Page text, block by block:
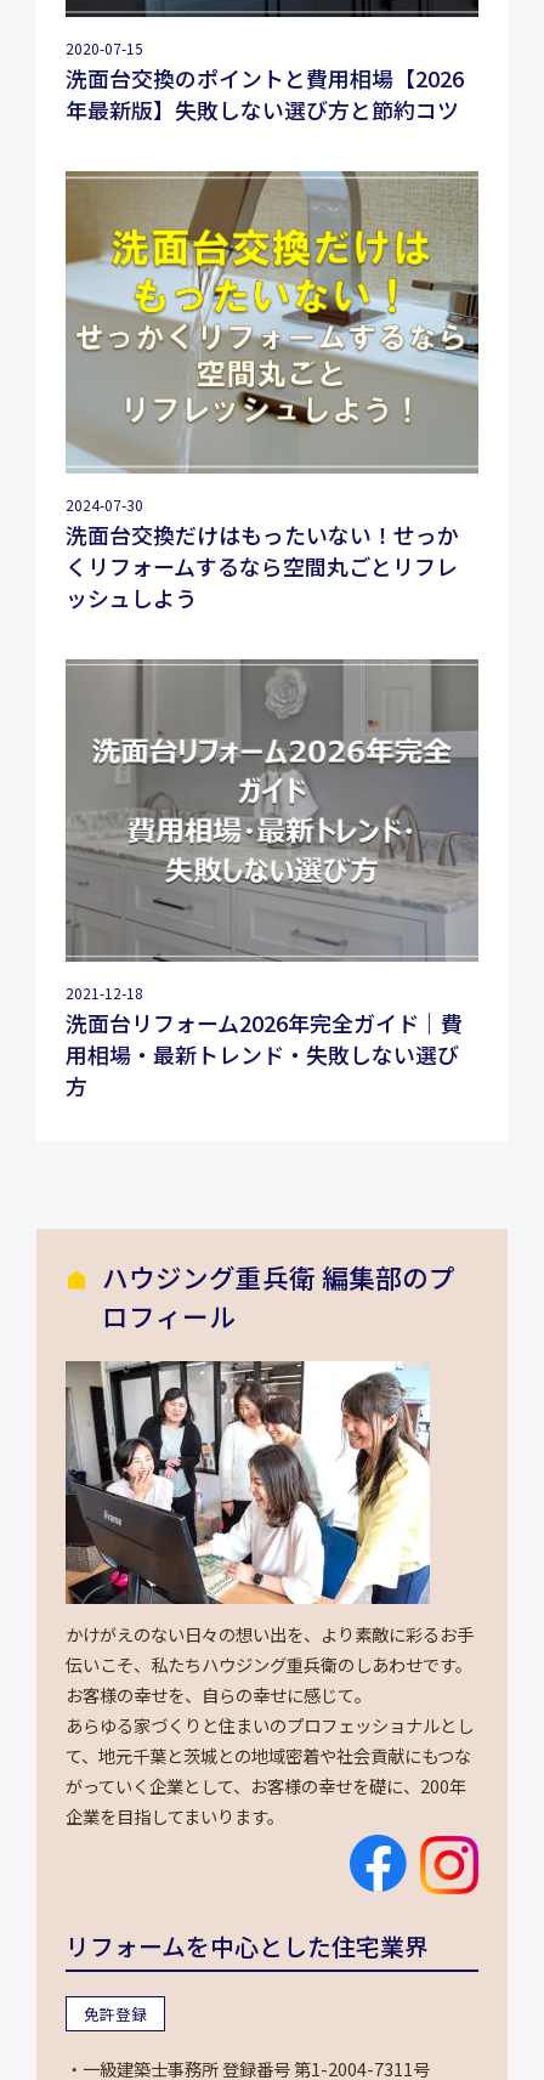
2020-07-15
洗面台交換のポイントと費用相場【2026
年最新版】失敗しない選び方と節約コツ
2024-07-30
洗面台交換だけはもったいない！せっか
くリフォームするなら空間丸ごとリフレ
ッシュしよう
2021-12-18
洗面台リフォーム2026年完全ガイド｜費
用相場・最新トレンド・失敗しない選び
方
ハウジング重兵衛 編集部のプ
ロフィール
かけがえのない日々の想い出を、より素敵に彩るお手
伝いこそ、私たちハウジング重兵衛のしあわせです。
お客様の幸せを、自らの幸せに感じて。
あらゆる家づくりと住まいのプロフェッショナルとし
て、地元千葉と茨城との地域密着や社会貢献にもつな
がっていく企業として、お客様の幸せを礎に、200年
企業を目指してまいります。
リフォームを中心とした住宅業界
免許登録
・一級建築士事務所 登録番号 第1-2004-7311号